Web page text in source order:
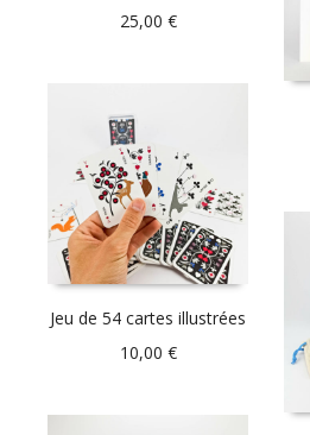
25,00 €
Jeu de 54 cartes illustrées
10,00 €